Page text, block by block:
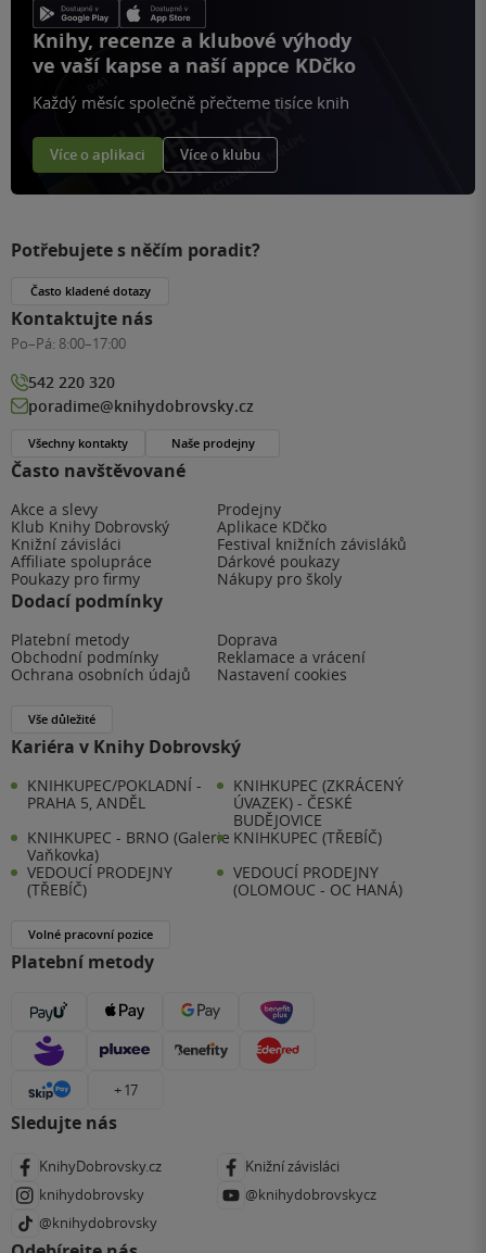
Knihy, recenze a klubové výhody
ve vaší kapse a naší appce KDčko
Každý měsíc společně přečteme tisíce knih
Více o aplikaci Více o klubu
Často navštěvované
Akce a slevy
Prodejny
Klub Knihy Dobrovský
Aplikace KDčko
Knižní závisláci
Festival knižních závisláků
Affiliate spolupráce
Dárkové poukazy
Poukazy pro firmy
Nákupy pro školy
Dodací podmínky
Platební metody
Doprava
Obchodní podmínky
Reklamace a vrácení
Ochrana osobních údajů
Nastavení cookies
Vše důležité
Kariéra v Knihy Dobrovský
KNIHKUPEC/POKLADNÍ -
PRAHA 5, ANDĚL
KNIHKUPEC (ZKRÁCENÝ
ÚVAZEK) - ČESKÉ
BUDĚJOVICE
KNIHKUPEC - BRNO (Galerie
Vaňkovka)
KNIHKUPEC (TŘEBÍČ)
VEDOUCÍ PRODEJNY
(TŘEBÍČ)
VEDOUCÍ PRODEJNY
(OLOMOUC - OC HANÁ)
Volné pracovní pozice
Platební metody
+ 17
Sledujte nás
KnihyDobrovsky.cz
Knižní závisláci
knihydobrovsky
@knihydobrovskycz
@knihydobrovsky
Potřebujete s něčím poradit?
Často kladené dotazy
Kontaktujte nás
Po–Pá: 8:00–17:00
542 220 320
poradime@knihydobrovsky.cz
Všechny kontakty Naše prodejny